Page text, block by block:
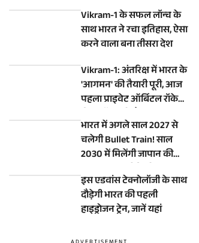
Vikram-1 के सफल लॉन्च के
साथ भारत ने रचा इतिहास, ऐसा
करने वाला बना तीसरा देश
Vikram-1: अंतरिक्ष में भारत के
'आगमन' की तैयारी पूरी, आज
पहला प्राइवेट ऑर्बिटल रॉकेट
भारत में अगले साल 2027 से
चलेगी Bullet Train! साल
2030 में मिलेंगी जापान की
इस एडवांस टेक्नोलॉजी के साथ
दौड़ेगी भारत की पहली
हाइड्रोजन ट्रेन, जानें यहां